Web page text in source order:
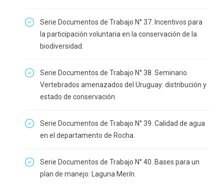
Serie Documentos de Trabajo N° 37. Incentivos para
la participación voluntaria en la conservación de la
biodiversidad.
Serie Documentos de Trabajo N° 38. Seminario.
Vertebrados amenazados del Uruguay: distribución y
estado de conservación.
Serie Documentos de Trabajo N° 39. Calidad de agua
en el departamento de Rocha.
Serie Documentos de Trabajo N° 40. Bases para un
plan de manejo: Laguna Merín.